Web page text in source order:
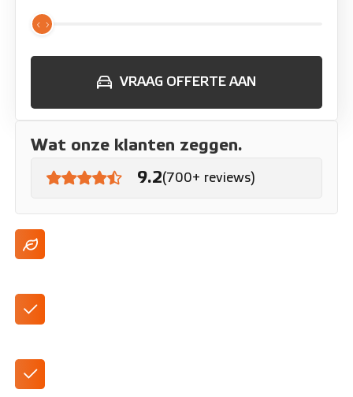
VRAAG OFFERTE AAN
Wat onze klanten zeggen.
9.2(700+ reviews)